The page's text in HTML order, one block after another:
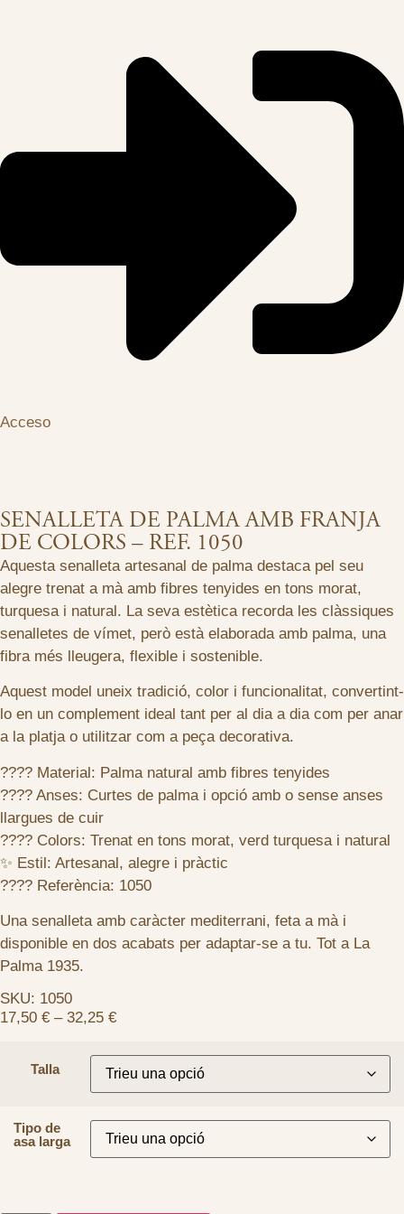
Acceso
SENALLETA DE PALMA AMB FRANJA
DE COLORS – REF. 1050
Aquesta senalleta artesanal de palma destaca pel seu
alegre trenat a mà amb fibres tenyides en tons morat,
turquesa i natural. La seva estètica recorda les clàssiques
senalletes de vímet, però està elaborada amb palma, una
fibra més lleugera, flexible i sostenible.
Aquest model uneix tradició, color i funcionalitat, convertint-
lo en un complement ideal tant per al dia a dia com per anar
a la platja o utilitzar com a peça decorativa.
???? Material: Palma natural amb fibres tenyides
???? Anses: Curtes de palma i opció amb o sense anses
llargues de cuir
???? Colors: Trenat en tons morat, verd turquesa i natural
✨ Estil: Artesanal, alegre i pràctic
???? Referència: 1050
Una senalleta amb caràcter mediterrani, feta a mà i
disponible en dos acabats per adaptar-se a tu. Tot a La
Palma 1935.
SKU: 1050
17,50 € – 32,25 €
Talla
Tipo de
asa larga